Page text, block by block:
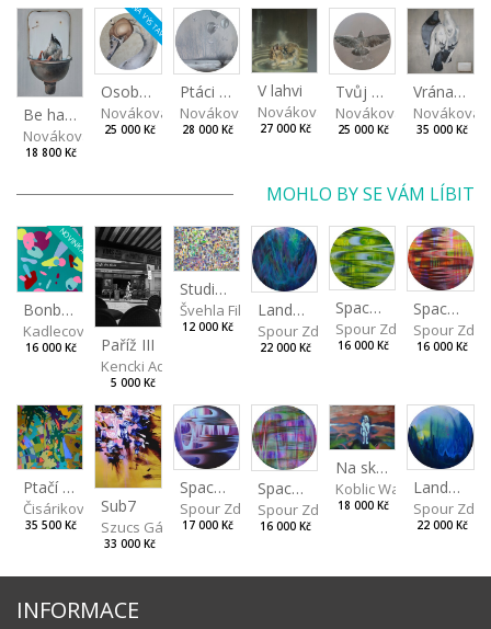
Be happy
Nováková Blanka
18 800 Kč
NA VÝSTAVĚ
Osobní strážce IV
Nováková Blanka
25 000 Kč
Ptáci patří na nebe
Nováková Blanka
28 000 Kč
V lahvi
Nováková Blanka
27 000 Kč
Tvůj stín je se mnou
Nováková Blanka
25 000 Kč
Vrána k vráně
Nováková
35 000 Kč
MOHLO BY SE VÁM LÍBIT
NOVINKA
Bonbon III
Kadlecová Jaroslava
16 000 Kč Paříž III
Kencki Adam
5 000 Kč
Studie světla III
Švehla Filip
12 000 Kč
Landscape III
Spour Zdeněk
22 000 Kč
Spaces I
Spour Zdeněk
16 000 Kč
Spaces II
Spour
16 000 Kč
Ptačí perspektiva
Čisáriková Táňa
35 500 Kč
Sub7
Szucs Gábor
33 000 Kč
Spaces IV
Spour Zdeněk
17 000 Kč
Spaces III
Spour Zdeněk
16 000 Kč
Na skalách
Koblic Walterová
18 000 Kč
Landscape II
Spour
22 000 Kč
INFORMACE